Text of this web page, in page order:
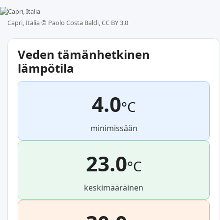
Capri, Italia © Paolo Costa Baldi, CC BY 3.0
Veden tämänhetkinen
lämpötila
4.0°C
minimissään
23.0°C
keskimääräinen